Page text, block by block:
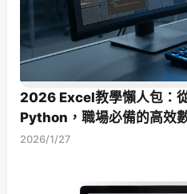
2026 Excel教學懶人包：
Python，職場必備的高效
2026/1/27